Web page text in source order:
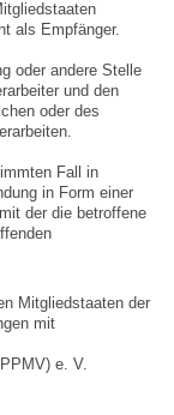
als Empfänger.
oder andere Stelle
und den
oder des
Fall in
in Form einer
der die betroffene
Mitgliedstaaten der
mit
e. V.